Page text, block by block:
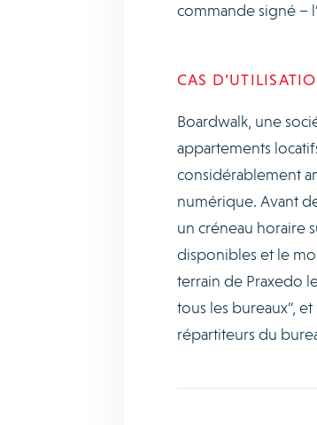
commande signé –
CAS
Boardwalk, une
appartements
considérablement
numérique. Avant
un créneau horaire
disponibles et le
terrain de Praxedo
tous les bureaux”,
répartiteurs du